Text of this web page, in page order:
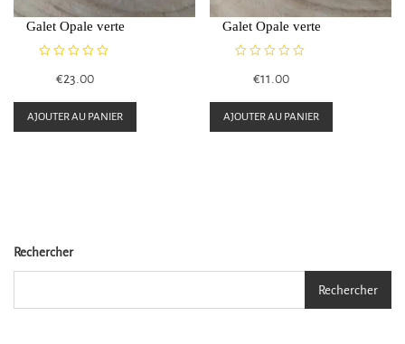
Galet Opale verte
e
€23.00
AJOUTER AU PANIER
Galet Opale verte
e
€11.00
AJOUTER AU PANIER
Rechercher
Rechercher